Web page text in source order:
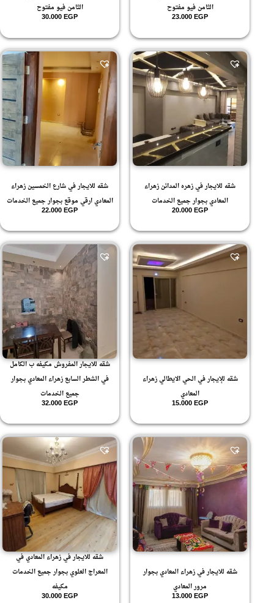
الثامن فيو مفتوح
23.000EGP
الثامن فيو مفتوح
30.000EGP
شقه للايجار في زهره المدائن زهراء
المعادي بجوار جميع الخدمات
20.000EGP
شقه للايجار في شارع الخمسين زهراء
المعادي ارقي موقع بجوار جميع الخدمات
22.000EGP
شقه للإيجار في الحي الايطالي زهراء
المعادي
15.000EGP
شقه للايجار المفروش مكيفه ب الكامل
في الشطر السابع زهراء المعادي بجوار
جميع الخدمات
32.000EGP
شقه للايجار في زهراء المعادي بجوار
مرور المعادي
13.000EGP
شقه للايجار في زهراء المعادي في
المعراج العلوي بجوار جميع الخدمات
مكيفه
30.000EGP